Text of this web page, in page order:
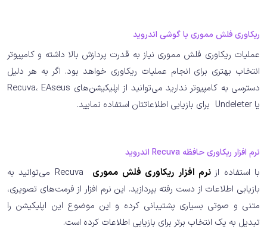
ریکاوری فلش مموری با گوشی اندروید
عملیات ریکاوری فلش مموری نیاز به قدرت پردازش بالا داشته و کامپیوتر
انتخاب بهتری برای انجام عملیات ریکاوری خواهد بود. اگر به هر دلیل
دسترسی به کامپیوتر ندارید می‌توانید از اپلیکیشن‌های Recuva، EAseus
یا Undeleter برای بازیابی اطلاعاتتان استفاده نمایید.
نرم افزار ریکاوری حافظه Recuva اندروید
با استفاده از نرم افزار ریکاوری فلش مموری
Recuva می‌توانید به
بازیابی اطلاعات از دست رفته بپردازید. این نرم افزار از فرمت‌های تصویری،
متنی و صوتی بسیاری پشتیبانی کرده و این موضوع این اپلیکیشن را
تبدیل به یک انتخاب برتر برای بازیابی اطلاعات کرده است.